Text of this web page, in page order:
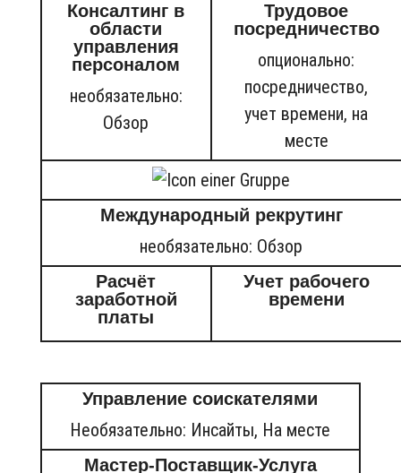
Консалтинг в
области
управления
персоналом
необязательно:
Обзор
Трудовое
посредничество
опционально:
посредничество,
учет времени, на
месте
Международный рекрутинг
необязательно: Обзор
Расчёт
заработной
платы
Учет рабочего
времени
Управление соискателями
Необязательно: Инсайты, На месте
Мастер-Поставщик-Услуга